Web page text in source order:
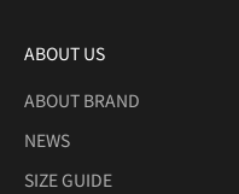
ABOUT US
ABOUT BRAND
NEWS
SIZE GUIDE